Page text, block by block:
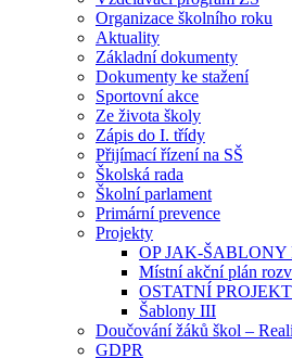
Organizace školního roku
Aktuality
Základní dokumenty
Dokumenty ke stažení
Sportovní akce
Ze života školy
Zápis do I. třídy
Přijímací řízení na SŠ
Školská rada
Školní parlament
Primární prevence
Projekty
OP JAK-ŠABLONY
Místní akční plán
OSTATNÍ
Šablony III
Doučování žáků škol –
GDPR